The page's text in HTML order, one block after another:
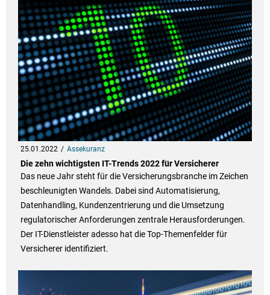
25.01.2022 Assekuranz
Die zehn wichtigsten IT-Trends 2022 für Versicherer
Das neue Jahr steht für die Versicherungsbranche im Zeichen
beschleunigten Wandels. Dabei sind Automatisierung,
Datenhandling, Kundenzentrierung und die Umsetzung
regulatorischer Anforderungen zentrale Herausforderungen.
Der IT-Dienstleister adesso hat die Top-Themenfelder für
Versicherer identifiziert.